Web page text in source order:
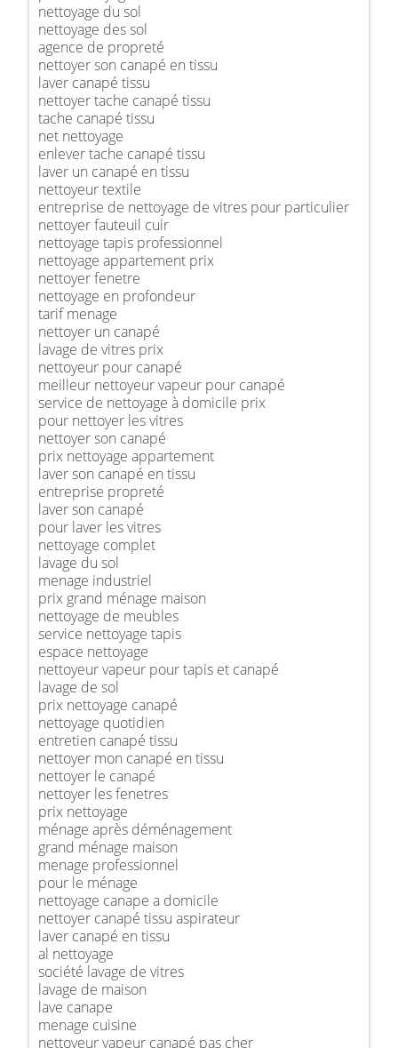
nettoyage du sol
nettoyage des sol
agence de propreté
nettoyer son canapé en tissu
laver canapé tissu
nettoyer tache canapé tissu
tache canapé tissu
net nettoyage
enlever tache canapé tissu
laver un canapé en tissu
nettoyeur textile
entreprise de nettoyage de vitres pour particulier
nettoyer fauteuil cuir
nettoyage tapis professionnel
nettoyage appartement prix
nettoyer fenetre
nettoyage en profondeur
tarif menage
nettoyer un canapé
lavage de vitres prix
nettoyeur pour canapé
meilleur nettoyeur vapeur pour canapé
service de nettoyage à domicile prix
pour nettoyer les vitres
nettoyer son canapé
prix nettoyage appartement
laver son canapé en tissu
entreprise propreté
laver son canapé
pour laver les vitres
nettoyage complet
lavage du sol
menage industriel
prix grand ménage maison
nettoyage de meubles
service nettoyage tapis
espace nettoyage
nettoyeur vapeur pour tapis et canapé
lavage de sol
prix nettoyage canapé
nettoyage quotidien
entretien canapé tissu
nettoyer mon canapé en tissu
nettoyer le canapé
nettoyer les fenetres
prix nettoyage
ménage après déménagement
grand ménage maison
menage professionnel
pour le ménage
nettoyage canape a domicile
nettoyer canapé tissu aspirateur
laver canapé en tissu
al nettoyage
société lavage de vitres
lavage de maison
lave canape
menage cuisine
nettoyeur vapeur canapé pas cher